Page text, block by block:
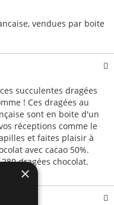
vendues par boite
succulentes dragées
! Ces dragées au
sont en boite d'un
réceptions comme le
et faites plaisir à
avec cacao 50%.
dragées chocolat.
×